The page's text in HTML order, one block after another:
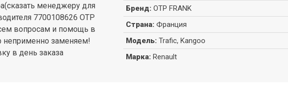
менеджеру для
7700108626 OTP
вопросам и помощь в
неприменно заменяем!
в день заказа
Бренд: OTP FRANK
Страна: Франция
Модель: Trafic, Kangoo
Марка: Renault